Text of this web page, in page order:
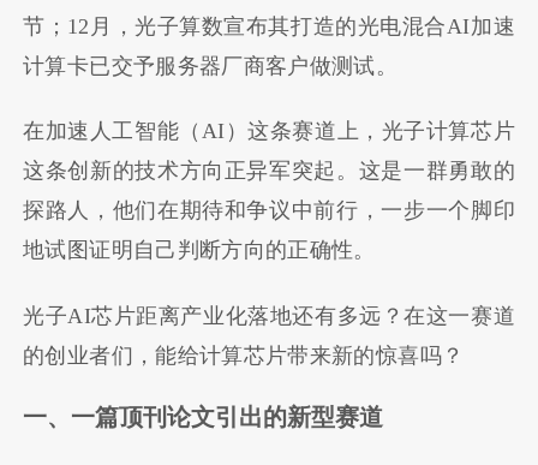
节；12月，光子算数宣布其打造的光电混合AI加速
计算卡已交予服务器厂商客户做测试。
在加速人工智能（AI）这条赛道上，光子计算芯片
这条创新的技术方向正异军突起。这是一群勇敢的
探路人，他们在期待和争议中前行，一步一个脚印
地试图证明自己判断方向的正确性。
光子AI芯片距离产业化落地还有多远？在这一赛道
的创业者们，能给计算芯片带来新的惊喜吗？
一、一篇顶刊论文引出的新型赛道